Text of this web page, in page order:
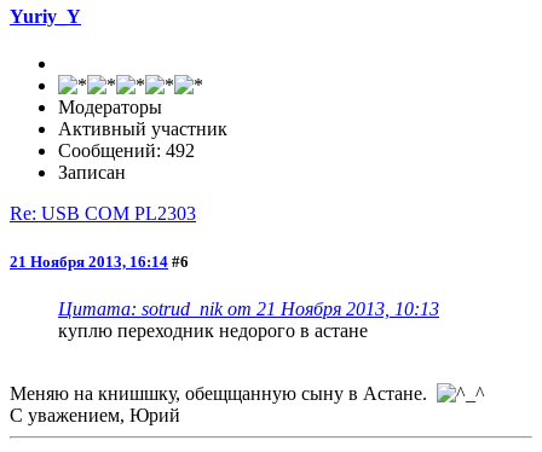
Yuriy_Y
Модераторы
Активный участник
Сообщений: 492
Записан
Re: USB COM PL2303
21 Ноября 2013, 16:14 #6
Цитата: sotrud_nik от 21 Ноября 2013, 10:13
куплю переходник недорого в астане
Меняю на книшшку, обещщанную сыну в Астане.
С уважением, Юрий